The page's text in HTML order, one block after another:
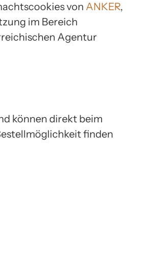
von ANKER,
im Bereich
Agentur
können direkt beim
finden